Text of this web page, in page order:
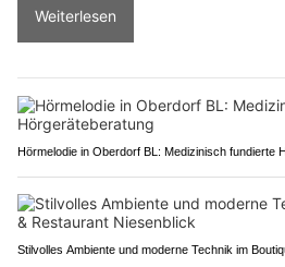
Weiterlesen
Hörmelodie in Oberdorf BL: Medizinisch fundierte
Stilvolles Ambiente und moderne Technik im